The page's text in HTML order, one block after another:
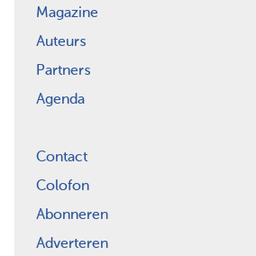
Magazine
Auteurs
Partners
Agenda
Contact
Colofon
Abonneren
Adverteren